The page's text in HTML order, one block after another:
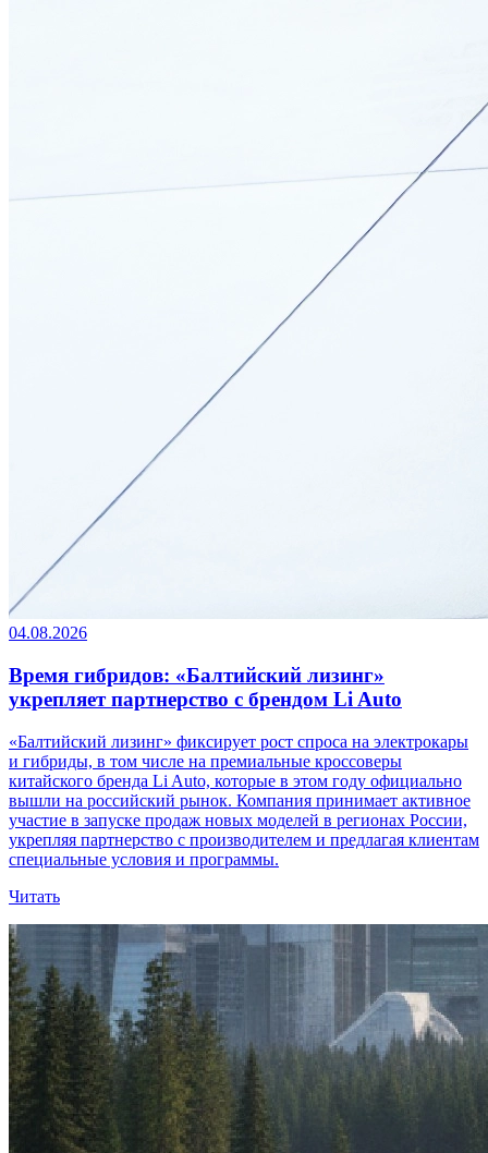
04.08.2026
Время гибридов: «Балтийский лизинг»
укрепляет партнерство с брендом Li Auto
«Балтийский лизинг» фиксирует рост спроса на электрокары
и гибриды, в том числе на премиальные кроссоверы
китайского бренда Li Auto, которые в этом году официально
вышли на российский рынок. Компания принимает активное
участие в запуске продаж новых моделей в регионах России,
укрепляя партнерство с производителем и предлагая клиентам
специальные условия и программы.
Читать